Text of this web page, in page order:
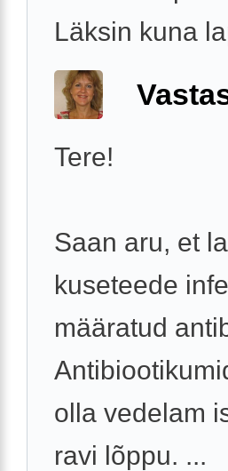
Läksin kuna
Tere!
Saan aru, et
kuseteede
määratud
olla vedelam
ravi lõppu. ...